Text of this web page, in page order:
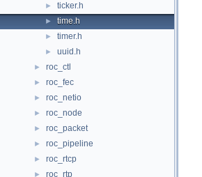
► ticker.h
► time.h
► timer.h
► uuid.h
► roc_ctl
► roc_fec
► roc_netio
► roc_node
► roc_packet
► roc_pipeline
► roc_rtcp
► roc_rtp